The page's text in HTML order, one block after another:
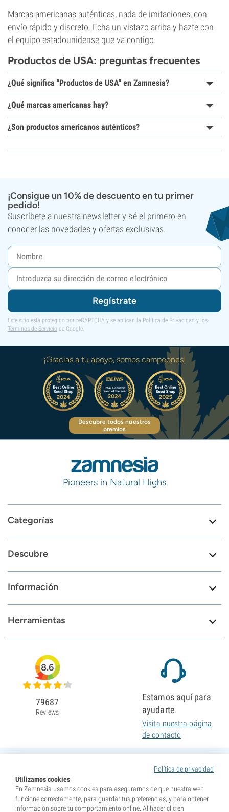
Marcas americanas auténticas, nada de imitaciones, con
envío rápido y discreto. Echa un vistazo arriba y hazte con
el equipo estadounidense que va contigo.
Productos de USA: preguntas frecuentes
¿Qué significa "Productos de USA" en Zamnesia?
¿Qué marcas americanas hay?
¿Son productos americanos auténticos?
¡Consigue un 10% de descuento en tu primer
pedido!
Suscríbete a nuestra newsletter y sé el primero en
conocer las novedades y ofertas exclusivas.
Regístrate
Este sitio está protegido por reCAPTCHA y se aplican la Política de Privacidad y los
Términos de Servicio de Google.
¡Gracias a tu apoyo, somos campeones!
Descubre todos nuestros
premios
Pioneers in Natural Highs
Categorías
Descubre
Información
Herramientas
Política de privacidad
Utilizamos cookies
En Zamnesia usamos cookies para asegurarnos de que nuestra web
funcione correctamente, para guardar tus preferencias, y para obtener
información sobre tu comportamiento online. Al hacer clic en
8.6
79687
Reviews
Estamos aquí para
ayudarte
Visita nuestra página
de contacto